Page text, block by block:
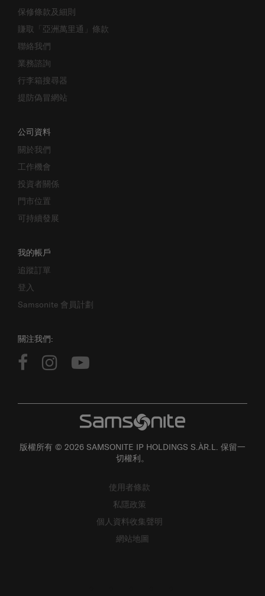
退貨與換貨
保修條款及細則
賺取「亞洲萬里通」條款
聯絡我們
業務諮詢
行李箱搜尋器
關於我們
工作機會
投資者關係
門市位置
追蹤訂單
版權所有 © 2026 SAMSONITE IP HOLDINGS S.ÀR.L. 保留一
使用者條款
私隱政策
個人資料收集聲明